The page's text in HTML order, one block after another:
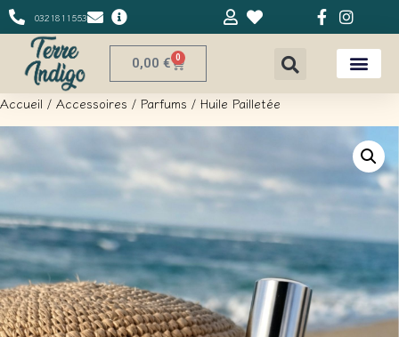
0321811553
0,00 € 0
Accueil / Accessoires / Parfums / Huile Pailletée